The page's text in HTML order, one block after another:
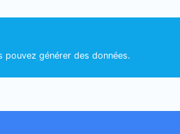
pouvez générer des données.